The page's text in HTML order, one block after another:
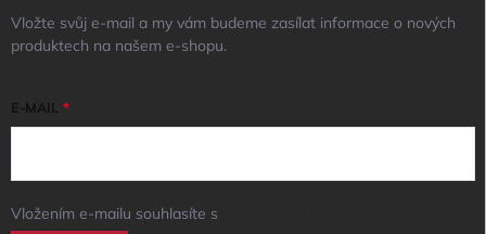
Vložte svůj e-mail a my vám budeme zasílat informace o nových
produktech na našem e-shopu.
E-MAIL
Vložením e-mailu souhlasíte s